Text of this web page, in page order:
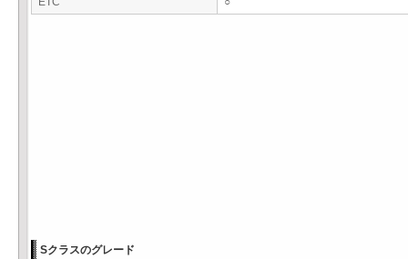
Sクラスのグレード